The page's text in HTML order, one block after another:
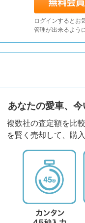
ログインするとお
管理が出来るよう
あなたの愛車、今
複数社の査定額を比
を賢く売却して、購